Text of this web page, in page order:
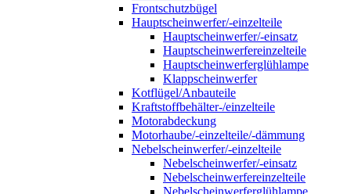
Frontschutzbügel
Hauptscheinwerfer/-einzelteile
Hauptscheinwerfer/-einsatz
Hauptscheinwerfereinzelteile
Hauptscheinwerferglühlampe
Klappscheinwerfer
Kotflügel/Anbauteile
Kraftstoffbehälter-/einzelteile
Motorabdeckung
Motorhaube/-einzelteile/-dämmung
Nebelscheinwerfer/-einzelteile
Nebelscheinwerfer/-einsatz
Nebelscheinwerfereinzelteile
Nebelscheinwerferglühlampe